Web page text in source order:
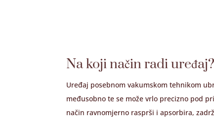
Na koji način radi uređaj?
Uređaj posebnom vakumskom tehnikom
međusobno te se može vrlo precizno pod
način ravnomjerno rasprši i apsorbira,